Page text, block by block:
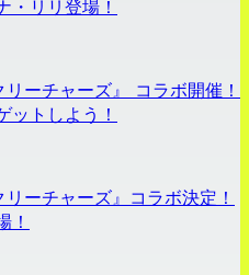
・リリ登場！
ーチャーズ』 コラボ開催！
ットしよう！
ーチャーズ』コラボ決定！
！